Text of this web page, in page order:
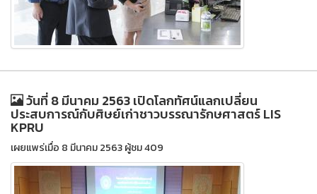
วันที่ 8 มีนาคม 2563 เปิดโลกทัศน์​แลกเปลี่ยน
ประสบการณ์กับศิษย์เก่าชาวบรรณารักษศาสตร์ LIS
KPRU
เผยแพร่เมื่อ 8 มีนาคม 2563 ผู้ชม 409